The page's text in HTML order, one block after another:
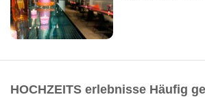
HOCHZEITS erlebnisse Häufig